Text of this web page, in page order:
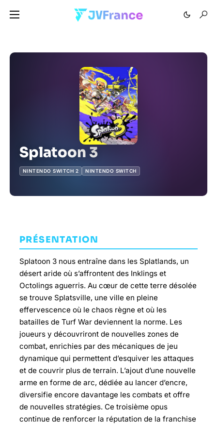
Splatoon 3
NINTENDO SWITCH 2 NINTENDO SWITCH
PRÉSENTATION
Splatoon 3 nous entraîne dans les Splatlands, un
désert aride où s’affrontent des Inklings et
Octolings aguerris. Au cœur de cette terre désolée
se trouve Splatsville, une ville en pleine
effervescence où le chaos règne et où les
batailles de Turf War deviennent la norme. Les
joueurs y découvriront de nouvelles zones de
combat, enrichies par des mécaniques de jeu
dynamique qui permettent d’esquiver les attaques
et de couvrir plus de terrain. L’ajout d’une nouvelle
arme en forme de arc, dédiée au lancer d’encre,
diversifie encore davantage les combats et offre
de nouvelles stratégies. Ce troisième opus
continue de renforcer la réputation de la franchise